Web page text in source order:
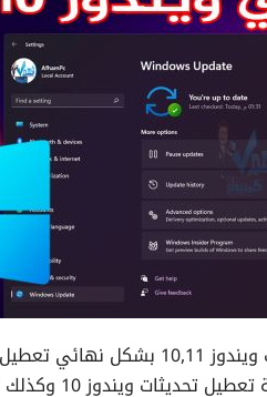
التلقائية